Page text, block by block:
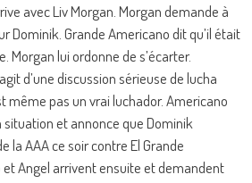
avec Liv Morgan. Morgan demande à
Dominik. Grande Americano dit qu’il était
Morgan lui ordonne de s’écarter.
d’une discussion sérieuse de lucha
même pas un vrai luchador. Americano
situation et annonce que Dominik
la AAA ce soir contre El Grande
Angel arrivent ensuite et demandent